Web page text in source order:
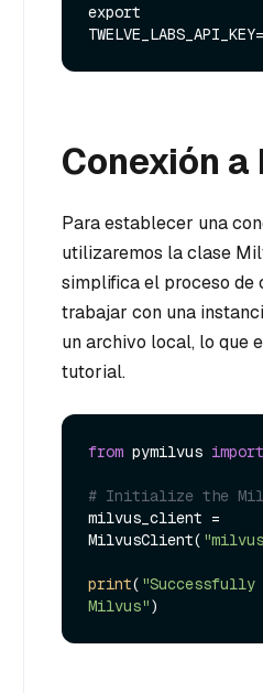
export
Conexión a
Para establecer una
utilizaremos la clase
simplifica el proceso de
trabajar con una
un archivo local, lo que
tutorial.
from pymilvus import
# Initialize the
milvus_client =
MilvusClient(
print( "Successfully
Milvus"